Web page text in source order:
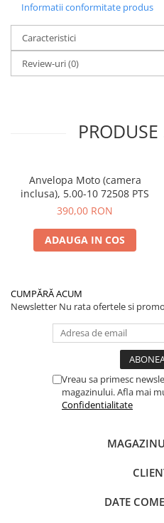
Informatii conformitate produs
Caracteristici
Review-uri(0)
Anvelopa Moto (camera
inclusa), 5.00-10 72508 PTS
390,00 RON
ADAUGA IN COS
CUMPĂRĂ ACUM
Newsletter Nu rata ofertele si
Vreau sa primesc
magazinului. Afla mai
Confidentialitate
DATE